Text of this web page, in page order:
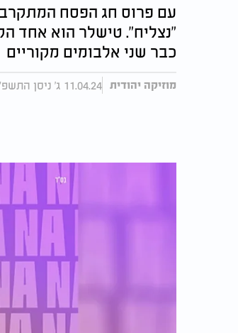
עם פרוס חג הפסח
"נצליח". טישלר הוא אחד
כבר שני אלבומים מקוריים
מוזיקה יהודית 11.04.24 ג' ניסן התשפ"ד